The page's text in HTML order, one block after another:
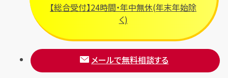
【総合受付】24時間・年中無休(年末年始除
く)
メールで無料相談する